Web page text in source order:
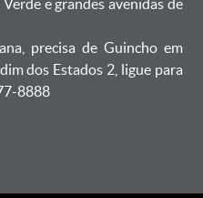
e grandes avenidas de
precisa de Guincho em
dos Estados 2, ligue para
8888